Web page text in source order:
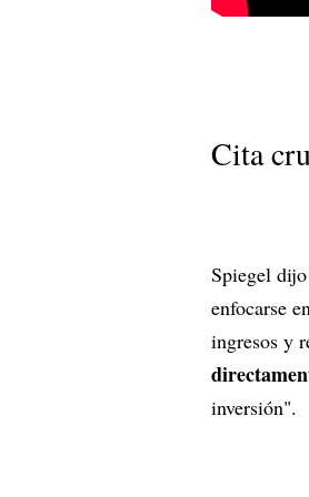
Cita
Spiegel
enfocarse
ingresos y
inversión".